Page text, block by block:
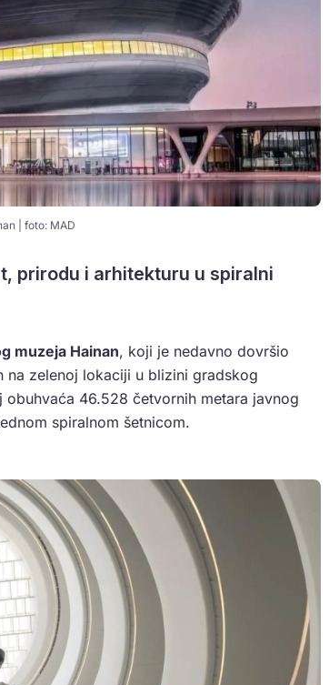
| foto: MAD
prirodu i arhitekturu u spiralni
muzeja Hainan, koji je nedavno dovršio
na zelenoj lokaciji u blizini gradskog
46.528 četvornih metara javnog
spiralnom šetnicom.